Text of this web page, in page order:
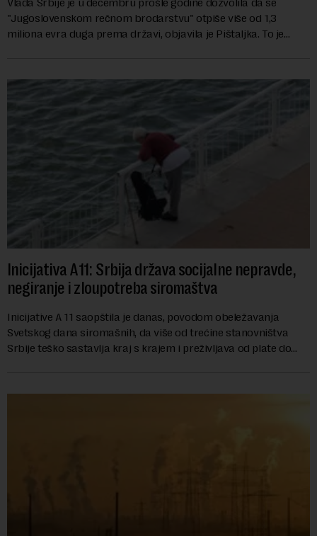
"Jugoslovenskom rečnom brodarstvu" otpiše više od 1,3
miliona evra duga prema državi, objavila je Pištaljka. To je
Inicijativa A11: Srbija država socijalne nepravde,
negiranje i zloupotreba siromaštva
Inicijative A 11 saopštila je danas, povodom obeležavanja
Svetskog dana siromašnih, da više od trećine stanovništva
Srbije teško sastavlja kraj s krajem i preživljava od plate do